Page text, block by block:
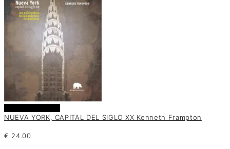
NUEVA YORK, CAPITAL DEL SIGLO XX Kenneth Frampton
€ 24.00